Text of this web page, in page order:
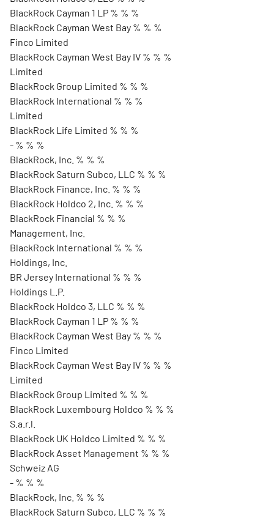
BlackRock Cayman 1 LP % % %
BlackRock Cayman West Bay % % %
Finco Limited
BlackRock Cayman West Bay IV % % %
Limited
BlackRock Group Limited % % %
BlackRock International % % %
Limited
BlackRock Life Limited % % %
- % % %
BlackRock, Inc. % % %
BlackRock Saturn Subco, LLC % % %
BlackRock Finance, Inc. % % %
BlackRock Holdco 2, Inc. % % %
BlackRock Financial % % %
Management, Inc.
BlackRock International % % %
Holdings, Inc.
BR Jersey International % % %
Holdings L.P.
BlackRock Holdco 3, LLC % % %
BlackRock Cayman 1 LP % % %
BlackRock Cayman West Bay % % %
Finco Limited
BlackRock Cayman West Bay IV % % %
Limited
BlackRock Group Limited % % %
BlackRock Luxembourg Holdco % % %
S.a.r.l.
BlackRock UK Holdco Limited % % %
BlackRock Asset Management % % %
Schweiz AG
- % % %
BlackRock, Inc. % % %
BlackRock Saturn Subco, LLC % % %